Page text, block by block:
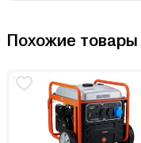
Похожие товары